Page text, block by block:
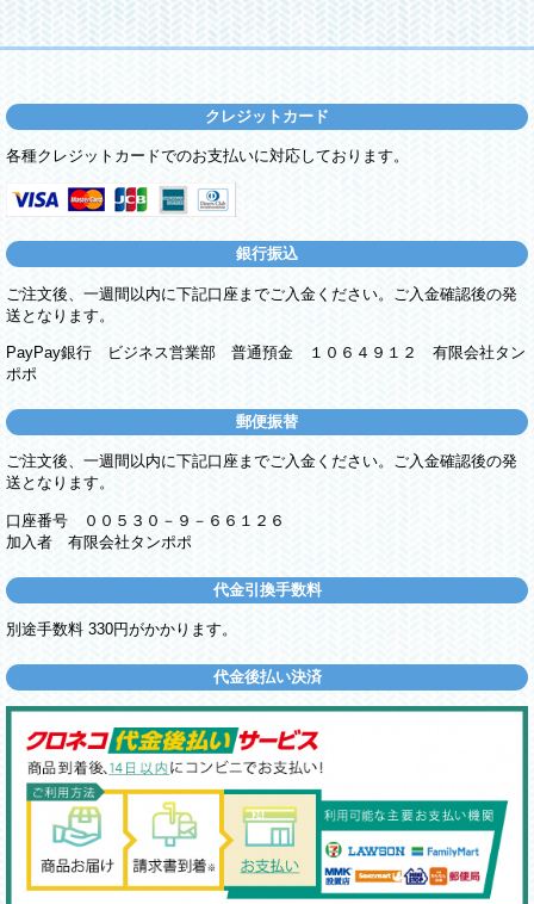
クレジットカード
各種クレジットカードでのお支払いに対応しております。
銀行振込
ご注文後、一週間以内に下記口座までご入金ください。ご入金確認後の発
送となります。
PayPay銀行 ビジネス営業部 普通預金 １０６４９１２ 有限会社タン
ポポ
郵便振替
ご注文後、一週間以内に下記口座までご入金ください。ご入金確認後の発
送となります。
口座番号 ００５３０－９－６６１２６
加入者 有限会社タンポポ
代金引換手数料
別途手数料 330円がかかります。
代金後払い決済